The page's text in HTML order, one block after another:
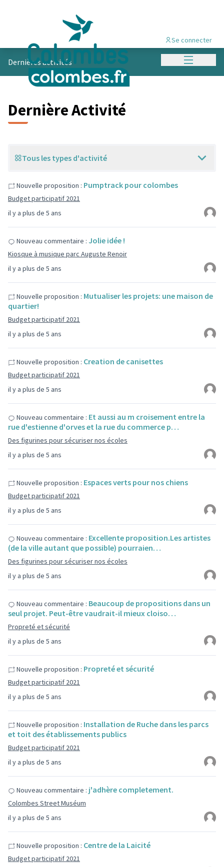
Menu
Se connecter
Dernières activités
Dernière Activité
Tous les types d'activité
il y a plus de 5 ans
Nouvelle proposition : Pumptrack pour colombes
Budget participatif 2021
il y a plus de 5 ans
Nouveau commentaire : Jolie idée !
Kiosque à musique parc Auguste Renoir
il y a plus de 5 ans
Nouvelle proposition : Mutualiser les projets: une maison de
quartier!
Budget participatif 2021
il y a plus de 5 ans
Nouvelle proposition : Creation de canisettes
Budget participatif 2021
il y a plus de 5 ans
Nouveau commentaire : Et aussi au m croisement entre la
rue d'estienne d'orves et la rue du commerce p…
Des figurines pour sécuriser nos écoles
il y a plus de 5 ans
Nouvelle proposition : Espaces verts pour nos chiens
Budget participatif 2021
il y a plus de 5 ans
Nouveau commentaire : Excellente proposition.Les artistes
(de la ville autant que possible) pourraien…
Des figurines pour sécuriser nos écoles
il y a plus de 5 ans
Nouveau commentaire : Beaucoup de propositions dans un
seul projet. Peut-être vaudrait-il mieux cloiso…
Propreté et sécurité
il y a plus de 5 ans
Nouvelle proposition : Propreté et sécurité
Budget participatif 2021
il y a plus de 5 ans
Nouvelle proposition : Installation de Ruche dans les parcs
et toit des établissements publics
Budget participatif 2021
il y a plus de 5 ans
Nouveau commentaire : j'adhère completement.
Colombes Street Muséum
Nouvelle proposition : Centre de la Laicité
Budget participatif 2021